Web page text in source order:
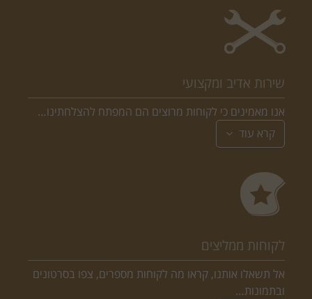
שירות אדיב ומקצועי
אנו מאמינים כי לקוחות מרוצים הם המפתח להצלחתינו…
קרא עוד
לקוחות ממליצים
אל תשאלו אותנו, קראו מה לקוחות מספרים, צפו בסרטונים
ובתמונות…